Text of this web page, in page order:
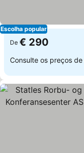
Escolha popular
De € 290
Consulte os preços de